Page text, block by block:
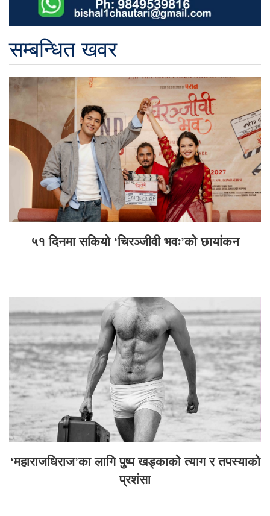
सम्बन्धित खवर
५१ दिनमा सकियो ‘चिरञ्जीवी भवः’को छायांकन
‘महाराजधिराज’का लागि पुष्प खड्काको त्याग र तपस्याको
प्रशंसा